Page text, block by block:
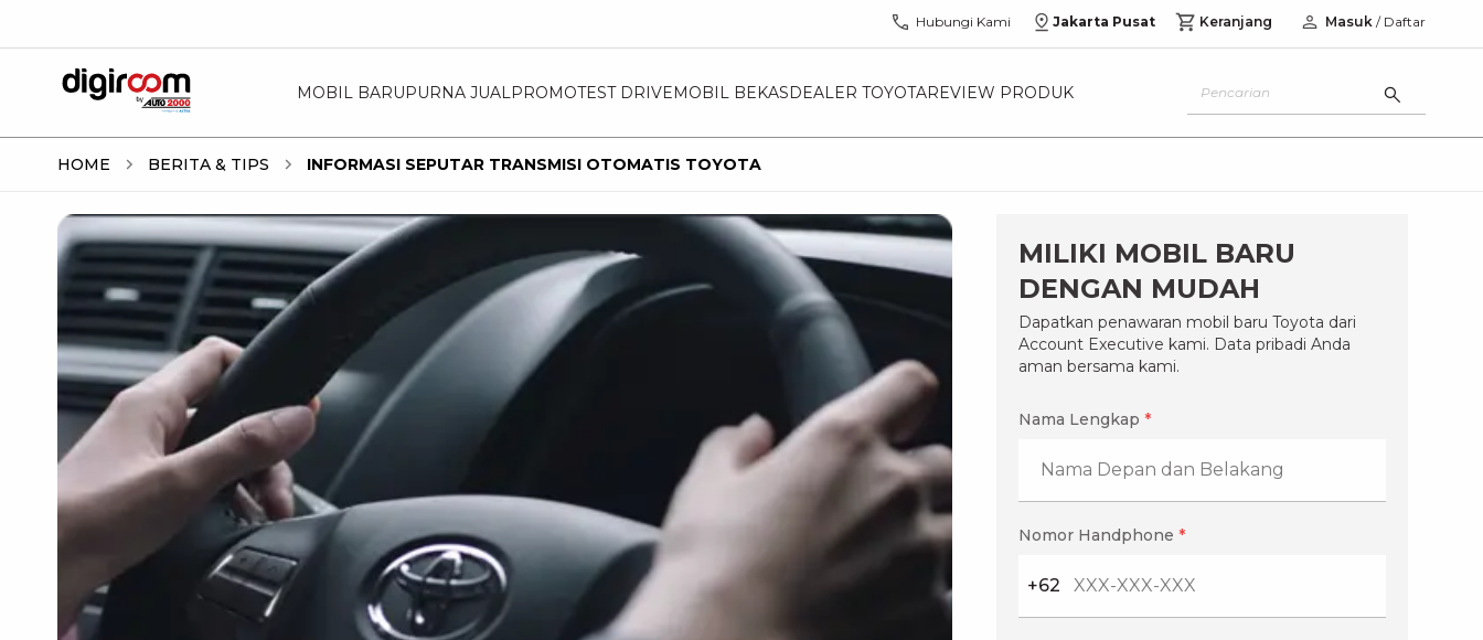
Hubungi Kami Jakarta Pusat Keranjang Masuk / Daftar
MOBIL BARUPURNA JUAL PROMOTEST DRIVEMOBIL BEKASDEALER TOYOTAREVIEW PRODUK
HOME BERITA & TIPS INFORMASI SEPUTAR TRANSMISI OTOMATIS TOYOTA
MILIKI MOBIL BARU
DENGAN MUDAH
Dapatkan penawaran mobil baru Toyota dari
Account Executive kami. Data pribadi Anda
aman bersama kami.
Nama Lengkap *
Nomor Handphone *
+62